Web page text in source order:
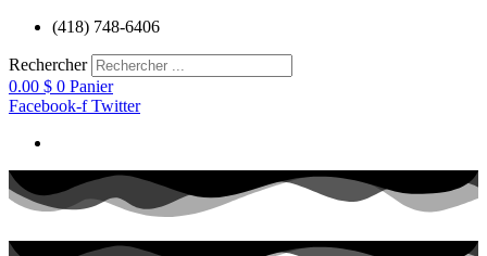
Aller
contenu
(418) 748-6406
Rechercher
0.00 $ 0 Panier
Facebook-f Twitter